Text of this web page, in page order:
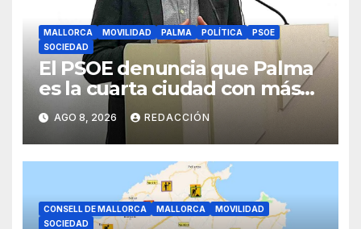
MALLORCA MOVILIDAD PALMA POLÍTICA
PSOE
SOCIEDAD
El PSOE denuncia que Palma
es la cuarta ciudad con más
atascos por el «fracaso» de
Galmés
AGO 8, 2026 REDACCIÓN
CONSELL DE MALLORCA MALLORCA
MOVILIDAD
SOCIEDAD